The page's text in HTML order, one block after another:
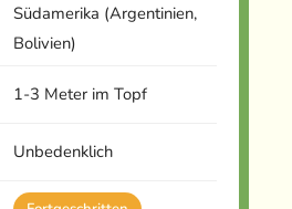
Südamerika (Argentinien,
Bolivien)
1-3 Meter im Topf
Unbedenklich